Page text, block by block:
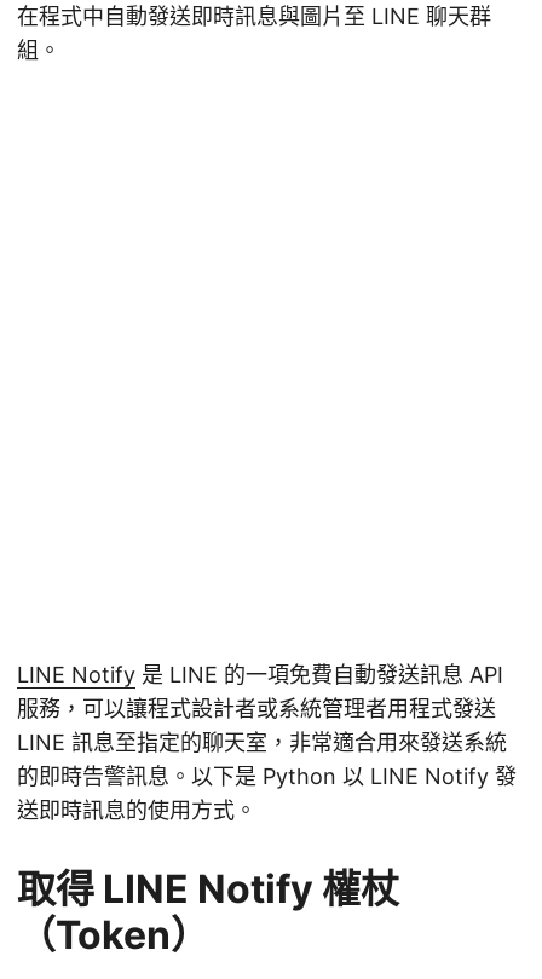
在程式中自動發送即時訊息與圖片至 LINE 聊天群
組。
LINE Notify 是 LINE 的一項免費自動發送訊息 API
服務，可以讓程式設計者或系統管理者用程式發送
LINE 訊息至指定的聊天室，非常適合用來發送系統
的即時告警訊息。以下是 Python 以 LINE Notify 發
送即時訊息的使用方式。
取得 LINE Notify 權杖
（Token）